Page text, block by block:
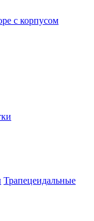
с корпусом
Трапецеидальные